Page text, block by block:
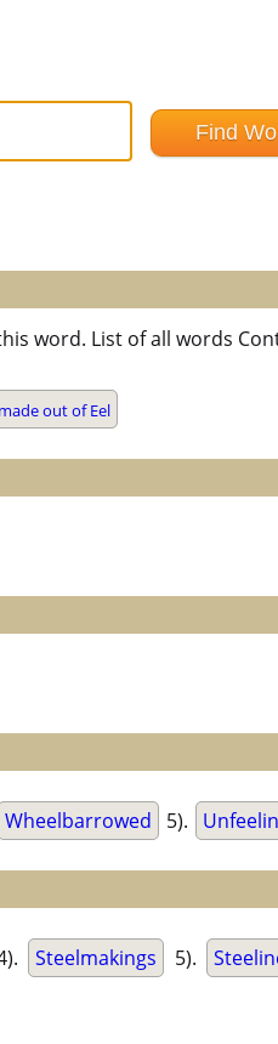
word. List of all words
out of Eel
Wheelbarrowed 5).
Steelmakings 5).